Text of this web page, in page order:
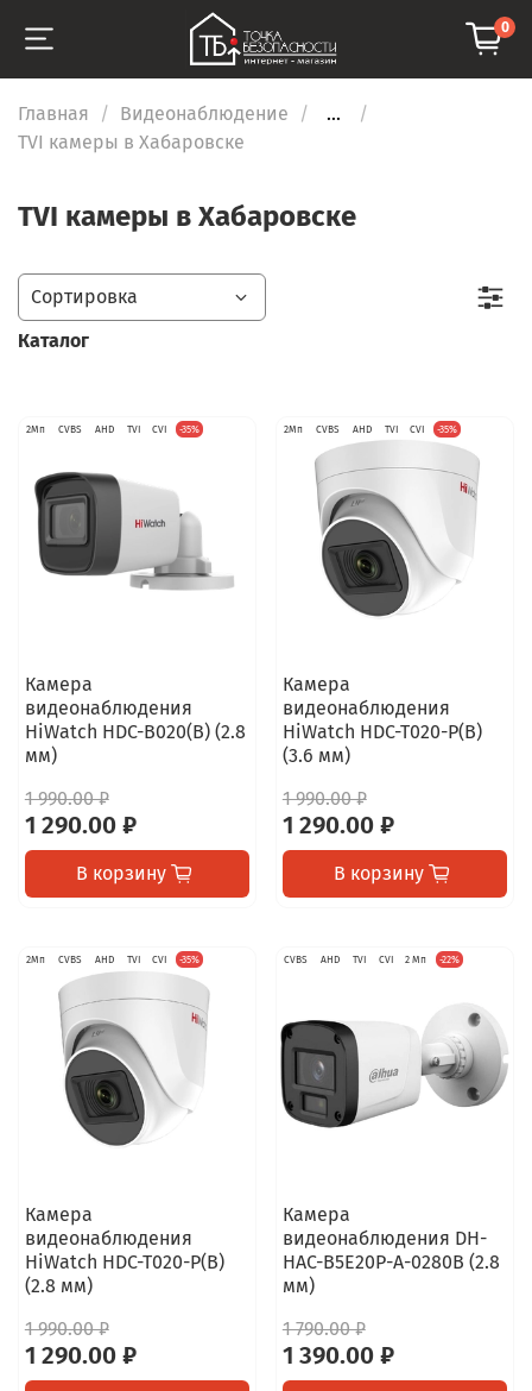
0
Главная Видеонаблюдение
...
TVI камеры в Хабаровске
TVI камеры в Хабаровске
2Мп CVBS AHD TVI CVI -35%
Камера
видеонаблюдения
HiWatch HDC-B020(B) (2.8
мм)
1 990.00 ₽
1 290.00 ₽
В корзину
2Мп CVBS AHD TVI CVI -35%
Камера
видеонаблюдения
HiWatch HDC-T020-P(B)
(3.6 мм)
1 990.00 ₽
1 290.00 ₽
В корзину
2Мп CVBS AHD TVI CVI -35%
Камера
видеонаблюдения
HiWatch HDC-T020-P(B)
(2.8 мм)
1 990.00 ₽
1 290.00 ₽
CVBS AHD TVI CVI 2 Мп -22%
Камера
видеонаблюдения DH-
HAC-B5E20P-A-0280B (2.8
мм)
1 790.00 ₽
1 390.00 ₽
Каталог